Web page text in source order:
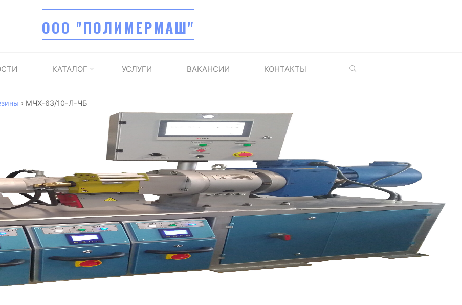
ООО "ПОЛИМЕРМАШ"
КАТАЛОГ УСЛУГИ ВАКАНСИИ КОНТАКТЫ
› МЧХ-63/10-Л-ЧБ